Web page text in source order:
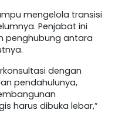
mengelola transisi
Penjabat ini
penghubung antara
dengan
pendahulunya,
harus dibuka lebar,”